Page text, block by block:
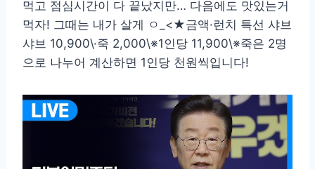
먹고 점심시간이 다 끝났지만… 다음에도 맛있는거
먹자! 그때는 내가 살게 ㅇ_<★금액·런치 특선 샤브
샤브 10,900\·죽 2,000\※1인당 11,900\※죽은 2명
으로 나누어 계산하면 1인당 천원씩입니다!